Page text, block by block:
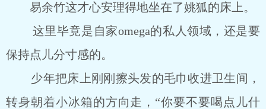
易余竹这才心安理得地坐在了姚狐的床上。
这里毕竟是自家omega的私人领域，还是要
保持点儿分寸感的。
少年把床上刚刚擦头发的毛巾收进卫生间，
转身朝着小冰箱的方向走，“你要不要喝点儿什